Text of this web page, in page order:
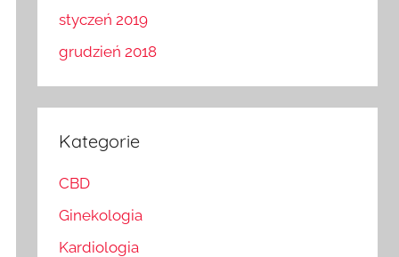
styczeń 2019
grudzień 2018
Kategorie
CBD
Ginekologia
Kardiologia